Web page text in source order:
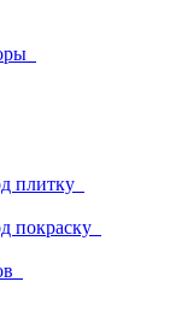
плитку
покраску